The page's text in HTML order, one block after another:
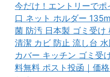
今だけ！エントリーで
口 ネット ホルダー
菌 防汚 日本製 ゴミ受け
清潔 カビ 防止 流し台
カバー キッチン ゴミ受
料無料 ポスト投函｜価